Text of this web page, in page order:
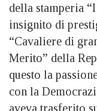
della stamperia
insignito di
“Cavaliere di
Merito” della
questo la
con la
aveva trasferito